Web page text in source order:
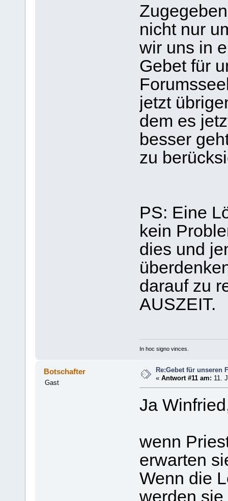
nicht nur
wir uns in
Gebet für
jetzt
dem es
besser
zu
PS: Eine
kein
dies und
darauf zu
AUSZEIT.
In hoc signo vinces.
Botschafter
Gast
Re:Gebet für unseren
«Antwort #11 am: 11.
Ja
wenn
erwarten
Wenn die
werden